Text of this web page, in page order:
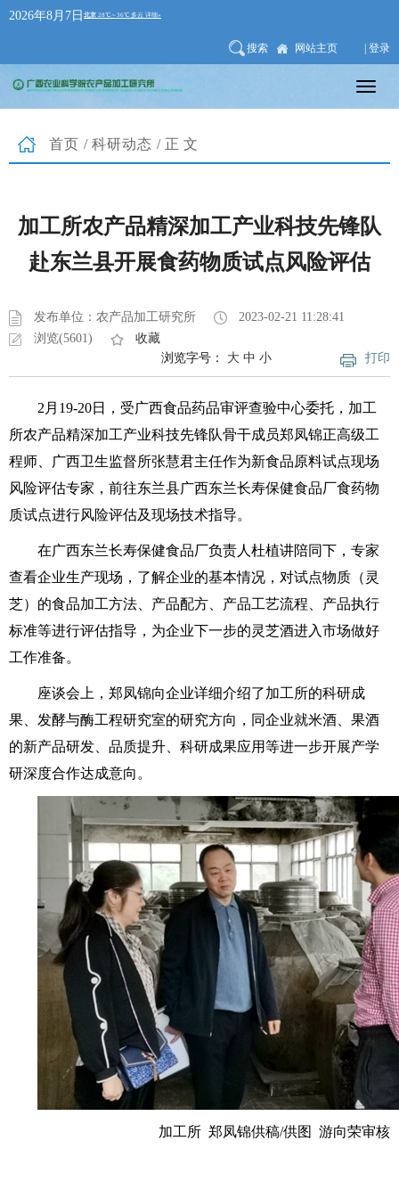
2026年8月7日
搜索 网站主页 | 登录
首页 / 科研动态 /正文
加工所农产品精深加工产业科技先锋队
赴东兰县开展食药物质试点风险评估
发布单位：农产品加工研究所
2023-02-21 11:28:41
浏览(5601)
收藏
打印
浏览字号： 大 中 小
2 月 19-20日，受广西食品药品审评查验中心委托，加工
所农产品精深加工产业科技先锋队骨干成员郑凤锦正高级工
程师、广西卫生监督所张慧君主任作为新食品原料试点现场
风险评估专家，前往东兰县广西东兰长寿保健食品厂食药物
质试点进行风险评估及现场技术指导。
在广西东兰长寿保健食品厂负责人杜植讲陪同下，专家
查看企业生产现场，了解企业的基本情况，对试点物质（灵
芝）的食品加工方法、产品配方、产品工艺流程、产品执行
标准等进行评估指导，为企业下一步的灵芝酒进入市场做好
工作准备。
座谈会上，郑凤锦向企业详细介绍了加工所的科研成
果、发酵与酶工程研究室的研究方向，同企业就米酒、果酒
的新产品研发、品质提升、科研成果应用等进一步开展产学
研深度合作达成意向。
加工所 郑凤锦供稿/供图 游向荣审核